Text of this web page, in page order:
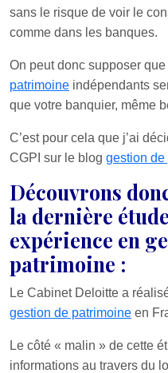
sans le risque de voir le
comme dans les banques.
On peut donc supposer
patrimoine indépendants
que votre banquier, même
C’est pour cela que j’ai
CGPI sur le blog gestion
Découvrons
la dernière
expérience en
patrimoine :
Le Cabinet Deloitte a
gestion de patrimoine en
Le côté « malin » de cette
informations au travers du